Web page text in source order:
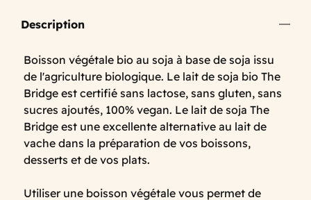
Description
Boisson végétale bio au soja à base de soja issu
de l'agriculture biologique. Le lait de soja bio The
Bridge est certifié sans lactose, sans gluten, sans
sucres ajoutés, 100% vegan. Le lait de soja The
Bridge est une excellente alternative au lait de
vache dans la préparation de vos boissons,
desserts et de vos plats.
Utiliser une boisson végétale vous permet de